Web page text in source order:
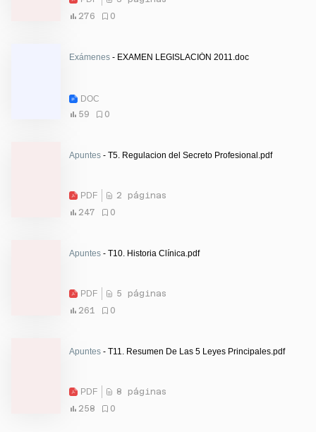
276
0
Exámenes - EXAMEN LEGISLACIÓN 2011.doc
DOC
59
0
Apuntes - T5. Regulacion del Secreto Profesional.pdf
PDF
2 páginas
247
0
Apuntes - T10. Historia Clínica.pdf
PDF
5 páginas
261
0
Apuntes - T11. Resumen De Las 5 Leyes Principales.pdf
PDF
8 páginas
258
0